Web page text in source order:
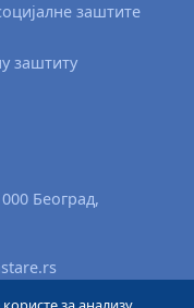
заштите
заштиту
Београд,